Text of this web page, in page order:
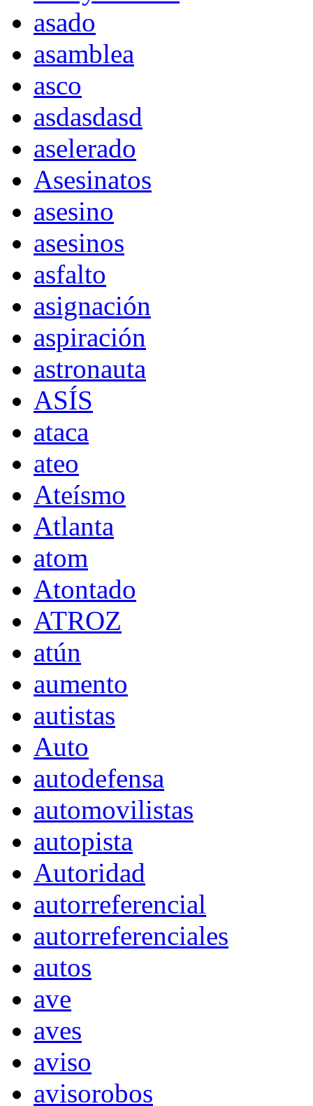
asado
asamblea
asco
asdasdasd
aselerado
Asesinatos
asesino
asesinos
asfalto
asignación
aspiración
astronauta
ASÍS
ataca
ateo
Ateísmo
Atlanta
atom
Atontado
ATROZ
atún
aumento
autistas
Auto
autodefensa
automovilistas
autopista
Autoridad
autorreferencial
autorreferenciales
autos
ave
aves
aviso
avisorobos